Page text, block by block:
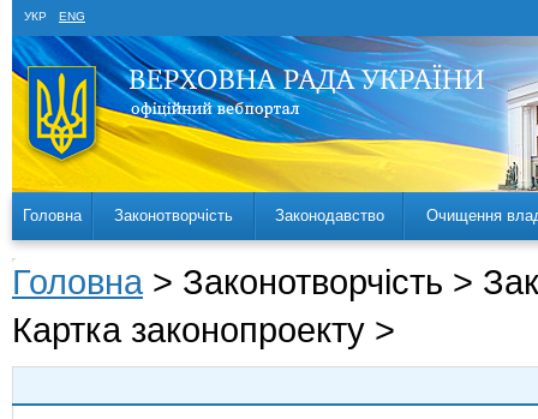
УКР ENG
Головна Законотворчість Законодавство Очищення
Головна > Законотворчість >
Картка законопроекту >